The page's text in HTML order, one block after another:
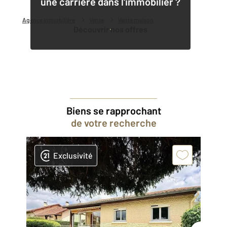
Agence immobilière
Découvrir nos offres
Biens se rapprochant
de votre recherche
Exclusivité